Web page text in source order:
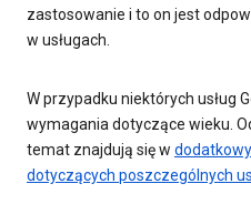
zastosowanie i to on jest
w usługach.
W przypadku niektórych usług
wymagania dotyczące wieku.
temat znajdują się w
dotyczących poszczególnych